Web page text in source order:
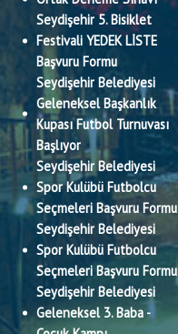
Seydişehir 5. Bisiklet
Festivali YEDEK LİSTE
Başvuru Formu
Seydişehir Belediyesi
Geleneksel Başkanlık
Kupası Futbol Turnuvası
Başlıyor
Seydişehir Belediyesi
Spor Kulübü Futbolcu
Seçmeleri Başvuru Formu
Seydişehir Belediyesi
Spor Kulübü Futbolcu
Seçmeleri Başvuru Formu
Seydişehir Belediyesi
Geleneksel 3. Baba -